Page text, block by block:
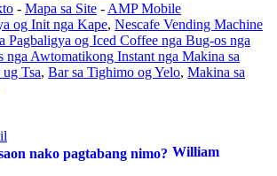
- Mapa sa Site - AMP Mobile
og Init nga Kape, Nescafe Vending Machine
Pagbaligya og Iced Coffee nga Bug-os nga
nga Awtomatikong Instant nga Makina sa
Tsa, Bar sa Tighimo og Yelo, Makina sa
William